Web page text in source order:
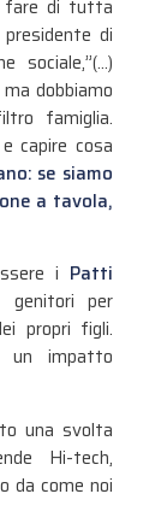
fare di tutta
presidente di
sociale,”(…)
dobbiamo
famiglia.
capire cosa
se siamo
a tavola,
i Patti
genitori per
propri figli.
un impatto
una svolta
Hi-tech,
da come noi